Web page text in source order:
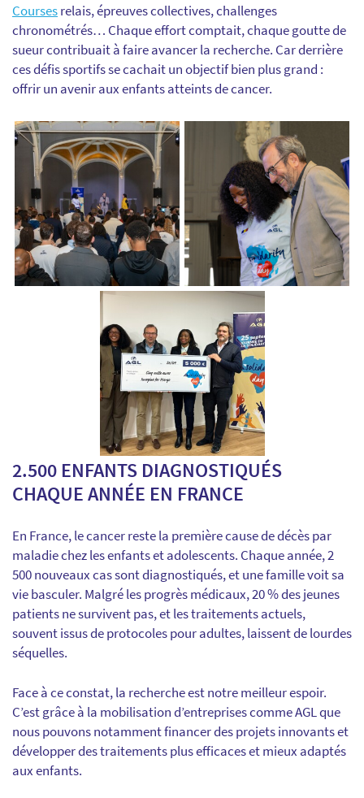
Coursesrelais, épreuves collectives, challenges
chronométrés… Chaque effort comptait, chaque goutte de
sueur contribuait à faire avancer la recherche. Car derrière
ces défis sportifs se cachait un objectif bien plus grand :
offrir un avenir aux enfants atteints de cancer.
2.500 ENFANTS DIAGNOSTIQUÉS
CHAQUE ANNÉE EN FRANCE
En France, le cancer reste la première cause de décès par
maladie chez les enfants et adolescents. Chaque année, 2
500 nouveaux cas sont diagnostiqués, et une famille voit sa
vie basculer. Malgré les progrès médicaux, 20 % des jeunes
patients ne survivent pas, et les traitements actuels,
souvent issus de protocoles pour adultes, laissent de lourdes
séquelles.
Face à ce constat, la recherche est notre meilleur espoir.
C’est grâce à la mobilisation d’entreprises comme AGL que
nous pouvons notamment financer des projets innovants et
développer des traitements plus efficaces et mieux adaptés
aux enfants.